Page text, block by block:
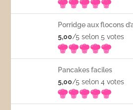
5,00/5 selon 5votes
Pancakes faciles
5,00/5 selon 4votes